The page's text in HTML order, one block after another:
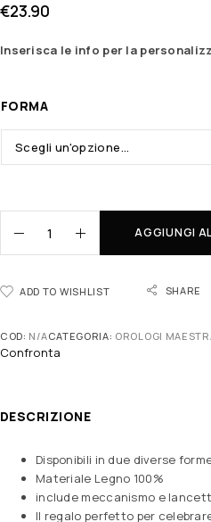
€23.90
Inserisca le info per la
FORMA
AGGIUNGI
ADD TO WISHLIST SHARE
COD: N/ACATEGORIA: OROLOGI
Confronta
DESCRIZIONE
Disponibili in due diverse
Materiale Legno 100%
include meccanismo e
Il regalo perfetto per